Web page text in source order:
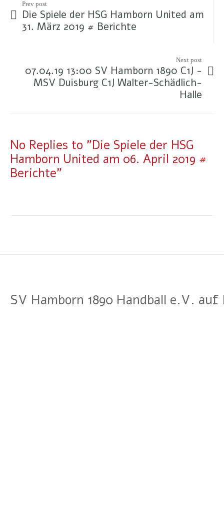
Prev post
Die Spiele der HSG Hamborn United am
31. März 2019 # Berichte
Next post
07.04.19 13:00 SV Hamborn 1890 C1J -
MSV Duisburg C1J Walter-Schädlich-
Halle
No Replies to "Die Spiele der HSG
Hamborn United am 06. April 2019 #
Berichte"
SV Hamborn 1890 Handball e.V.